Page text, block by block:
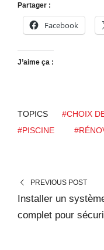
Partager :
Facebook
J’aime ça :
TOPICS #CHOIX
#PISCINE
PREVIOUS POST
Installer un
complet pour